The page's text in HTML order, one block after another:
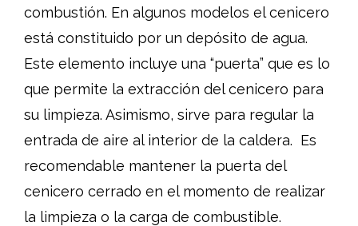
combustión. En algunos modelos el cenicero
está constituido por un depósito de agua.
Este elemento incluye una “puerta” que es lo
que permite la extracción del cenicero para
su limpieza. Asimismo, sirve para regular la
entrada de aire al interior de la caldera. Es
recomendable mantener la puerta del
cenicero cerrado en el momento de realizar
la limpieza o la carga de combustible.